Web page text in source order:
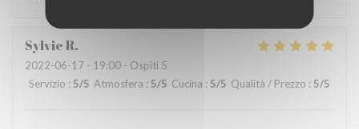
SylvieR
2022-06-17 - 19:00 - Ospiti 5
Servizio : 5/5 Atmosfera : 5/5 Cucina : 5/5 Qualità / Prezzo : 5/5